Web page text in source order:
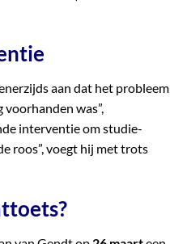
aan dat het probleem
was”,
interventie om studie-
roos”, voegt hij met trots